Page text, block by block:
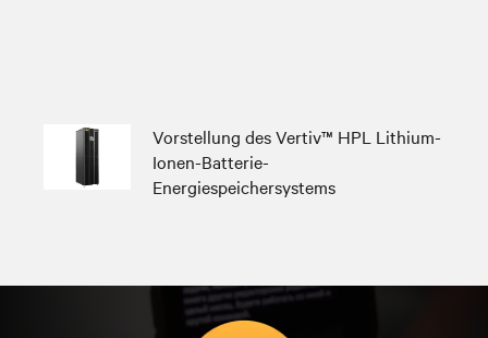
Vorstellung des Vertiv™ HPL Lithium-
Ionen-Batterie-
Energiespeichersystems